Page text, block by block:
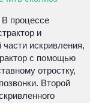
В процессе
и
искривления,
с помощью
отростку,
Второй